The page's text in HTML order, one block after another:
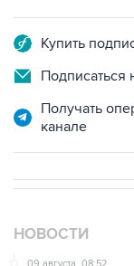
Подписаться
Получать
09 августа, 08:52
Летний